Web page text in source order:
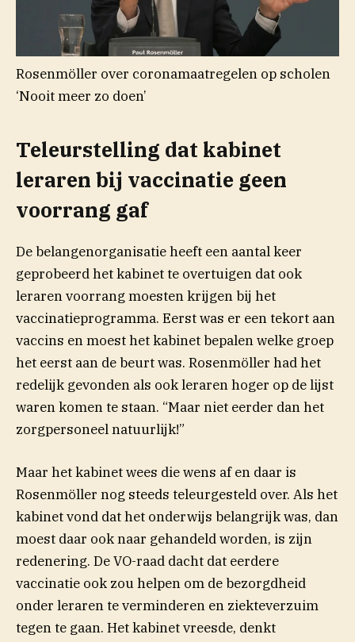
Rosenmöller over coronamaatregelen op scholen
‘Nooit meer zo doen’
Teleurstelling dat kabinet
leraren bij vaccinatie geen
voorrang gaf
De belangenorganisatie heeft een aantal keer
geprobeerd het kabinet te overtuigen dat ook
leraren voorrang moesten krijgen bij het
vaccinatieprogramma. Eerst was er een tekort aan
vaccins en moest het kabinet bepalen welke groep
het eerst aan de beurt was. Rosenmöller had het
redelijk gevonden als ook leraren hoger op de lijst
waren komen te staan. “Maar niet eerder dan het
zorgpersoneel natuurlijk!”
Maar het kabinet wees die wens af en daar is
Rosenmöller nog steeds teleurgesteld over. Als het
kabinet vond dat het onderwijs belangrijk was, dan
moest daar ook naar gehandeld worden, is zijn
redenering. De VO-raad dacht dat eerdere
vaccinatie ook zou helpen om de bezorgdheid
onder leraren te verminderen en ziekteverzuim
tegen te gaan. Het kabinet vreesde, denkt